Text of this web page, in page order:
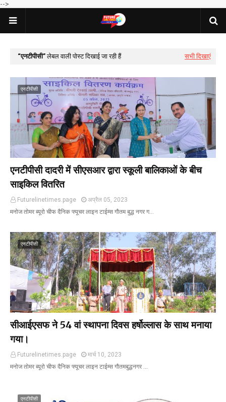
-->
एनटीपीसी लेबल वाली पोस्ट दिखाई जा रही हैं सभी दिखाएं
एनटीपीसी
एनटीपीसी दादरी में सीएसआर द्वारा स्कूली बालिकाओं के बीच
साइकिल वितरित
Futurelinetimes.page
अप्रैल 05, 2023
मनोज तोमर ब्यूरो चीफ दैनिक फ्यूचर लाइन टाईम्स गौतम बुद्ध नगर ग…
एनटीपीसी
सीआईएसफ ने 54 वां स्थापना दिवस हर्षोल्लास के साथ मनाया
गया।
Futurelinetimes.page
मार्च 10, 2023
मनोज तोमर ब्यूरो चीफ दैनिक फ्यूचर लाइन टाईम्स गौतमबुद्धनगर …
एनटीपीसी